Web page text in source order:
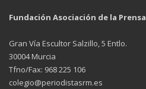
Fundación Asociación de la Prensa
Gran Vía Escultor Salzillo, 5 Entlo.
30004 Murcia
Tfno/Fax: 968 225 106
colegio@periodistasrm.es